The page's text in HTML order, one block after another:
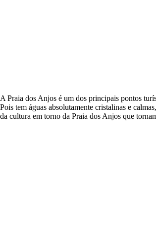
A Praia dos Anjos é um dos principais pontos
Pois tem águas absolutamente cristalinas e
da cultura em torno da Praia dos Anjos que